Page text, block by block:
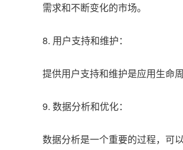
需求和不断变化的市场。
8. 用户支持和维护：
提供用户支持和维护是应用生命
9. 数据分析和优化：
数据分析是一个重要的过程，可